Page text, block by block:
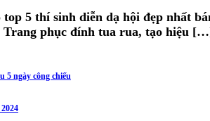
5 thí sinh diễn dạ hội đẹp nhất
Trang phục đính tua rua, tạo hiệu
5 ngày công chiếu